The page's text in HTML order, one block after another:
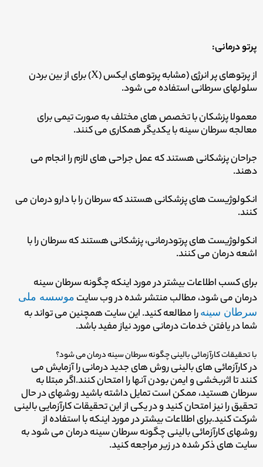
پرتو درمانی:
از پرتوهای پر انرژی (مشابه پرتوهای ایکس (X) برای از بین بردن
سلولهای سرطانی استفاده می شود.
معمولا پزشکان با تخصص های مختلف به صورت تیمی برای
معالجه سرطان سینه با یکدیگر همکاری می کنند.
جراحان پزشکانی هستند که عمل جراحی های لازم را انجام می
دهند.
انکولوژیست های پزشکانی هستند که سرطان را با دارو درمان می
کنند.
انکولوژیست های پرتودرمانی، پزشکانی هستند که سرطان را با
اشعه درمان می کنند.
برای کسب اطلاعات بیشتر در مورد اینکه چگونه سرطان سینه
درمان می شود، مطالب منتشر شده در وب سایت موسسه ملی
سرطان سینه را مطالعه کنید. این سایت همچنین می تواند به
شما در یافتن خدمات درمانی مورد نیاز مفید باشد.
با تحقیقات کارآزمائی بالینی چگونه سرطان سینه درمان می شود؟
در کارآزمائی های بالینی روش های جدید درمانی را آزمایش می
کنند تا اثربخشی و ایمن بودن آنها را امتحان کنند.اگر مبتلا به
سرطان هستید، ممکن است تمایل داشته باشید روشهای در حال
تحقیق را نیز امتحان کنید و در یکی از این تحقیقات کارآزمایی بالینی
شرکت کنید.برای اطلاعات بیشتر در مورد اینکه با استفاده از
روشهای کارآزمائی بالینی چگونه سرطان سینه درمان می شود به
سایت های ذکر شده در زیر مراجعه کنید.